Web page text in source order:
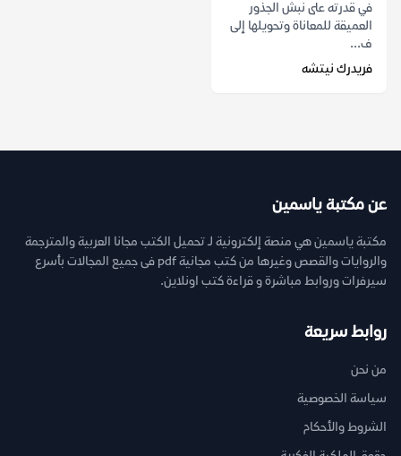
في قدرته على نبش الجذور
العميقة للمعاناة وتحويلها إلى
ف...
فريدرك نيتشه
عن مكتبة ياسمين
مكتبة ياسمين هي منصة إلكترونية لـ تحميل الكتب مجانا العربية والمترجمة
والروايات والقصص وغيرها من كتب مجانية pdf فى جميع المجالات بأسرع
سيرفرات وروابط مباشرة و قراءة كتب اونلاين.
روابط سريعة
من نحن
سياسة الخصوصية
الشروط والأحكام